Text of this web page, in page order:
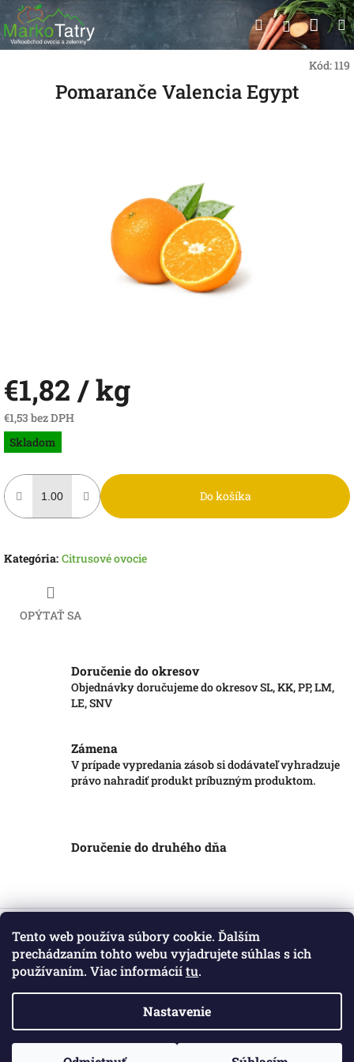
Tento web používa súbory cookie. Ďalším
prechádzaním tohto webu vyjadrujete súhlas s ich
používaním. Viac informáciítu.
Nastavenie
Prejsť
na
obsah
Hľadať
Kód:119
Pomaranče Valencia Egypt
€1,82 / kg
€1,53 bez DPH
Jednotková
cena:
Skladom
Do košíka
Kategória: Citrusové ovocie
OPÝTAŤ SA
Doručenie do okresov
Objednávky doručujeme do okresov SL, KK, PP, LM,
LE, SNV
Zámena
V prípade vypredania zásob si dodávateľ vyhradzuje
právo nahradiť produkt príbuzným produktom.
Doručenie do druhého dňa
Z
Informácie pre vás
Obchodné podmienky
Copyright 2026 . Všetky práva vyhradené.